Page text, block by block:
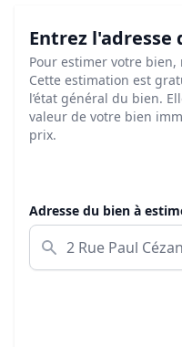
Entrez l'adresse
Pour estimer votre bien,
Cette estimation est
l’état général du bien.
valeur de votre bien
prix.
Adresse du bien à